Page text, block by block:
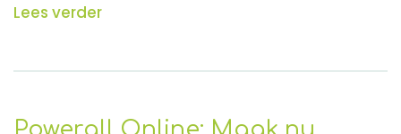
Lees verder